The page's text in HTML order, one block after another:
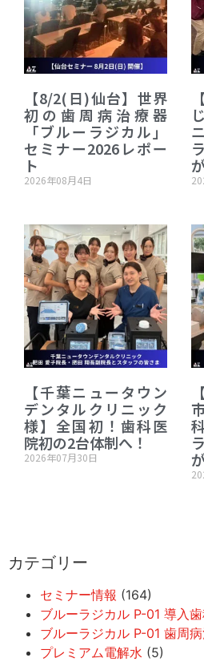
【8/2(日)仙台】世界
初の歯周病治療器
「ブルーラジカル」
セミナー2026レポー
ト
2026年08月4日
【千葉ニュータウン
デンタルクリニック
様】全国初！歯科医
院初の2台体制へ！
2026年07月30日
カテゴリー
セミナー情報 (164)
ブルーラジカル P-01 導入
ブルーラジカル P-01 歯周
プレミアム電解水 (5)